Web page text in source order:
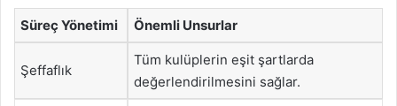
Süreç Yönetimi Önemli Unsurlar
Şeffaflık
Tüm kulüplerin eşit şartlarda
değerlendirilmesini sağlar.